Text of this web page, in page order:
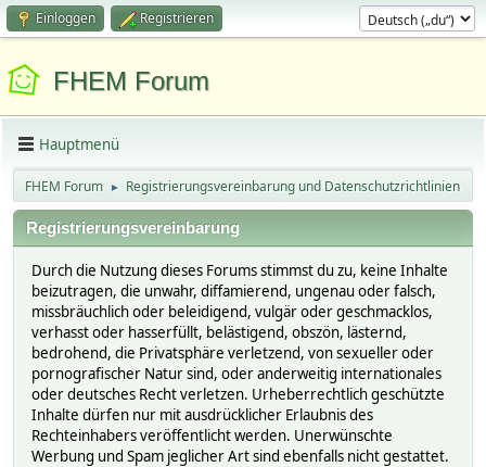
Einloggen Registrieren
FHEM Forum
Hauptmenü
FHEM Forum ► Registrierungsvereinbarung und Datenschutzrichtlinien
Registrierungsvereinbarung
Durch die Nutzung dieses Forums stimmst du zu, keine Inhalte
beizutragen, die unwahr, diffamierend, ungenau oder falsch,
missbräuchlich oder beleidigend, vulgär oder geschmacklos,
verhasst oder hasserfüllt, belästigend, obszön, lästernd,
bedrohend, die Privatsphäre verletzend, von sexueller oder
pornografischer Natur sind, oder anderweitig internationales
oder deutsches Recht verletzen. Urheberrechtlich geschützte
Inhalte dürfen nur mit ausdrücklicher Erlaubnis des
Rechteinhabers veröffentlicht werden. Unerwünschte
Werbung und Spam jeglicher Art sind ebenfalls nicht gestattet.